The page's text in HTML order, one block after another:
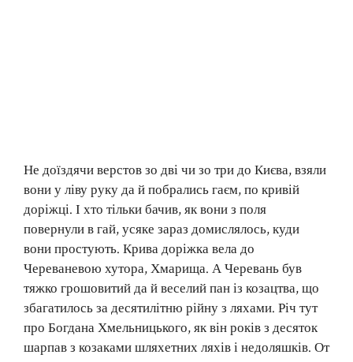
Не доїздячи верстов зо дві чи зо три до Києва, взяли
вони у ліву руку да й побрались гаєм, по кривій
доріжці. І хто тільки бачив, як вони з поля
повернули в гай, усяке зараз домислялось, куди
вони простують. Крива доріжка вела до
Череваневою хутора, Хмарища. А Черевань був
тяжко грошовитий да й веселий пан із козацтва, що
збагатилось за десятилітню рійну з ляхами. Річ тут
про Богдана Хмельницького, як він років з десяток
шарпав з козаками шляхетних ляхів і недоляшків. От